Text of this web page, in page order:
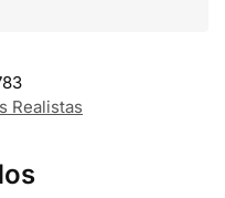
Realistas